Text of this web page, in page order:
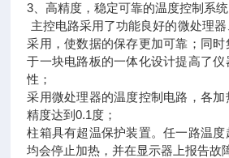
3、高精度，稳定可靠的温度控制系统
主控电路采用了功能良好的微处理
采用，使数据的保存更加可靠；同
于一块电路板的一体化设计提高了
性；
采用微处理器的温度控制电路，各
精度达到0.1度；
柱箱具有超温保护装置。任一路温
均会停止加热，并在显示器上报告故